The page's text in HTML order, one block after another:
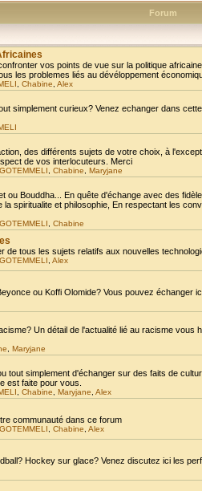
Forum
vos points de vue sur la politique
les problemes liés au dévéloppement
Chabine Alex
simplement curieux? Venez echanger dans
des différents sujets de votre choix, à
de vos interlocuteurs. Merci
Chabine Maryjane
ou Bouddha... En quête d'échange avec des
la spiritualite et philosophie, En respectant les
Chabine
de tous les sujets relatifs aux nouvelles
Alex
ou Koffi Olomide? Vous pouvez échanger
Un détail de l'actualité lié au racisme
Maryjane
tout simplement d'échanger sur des faits de
est faite pour vous.
Chabine Maryjane Alex
communauté dans ce forum
Chabine Alex
Hockey sur glace? Venez discutez ici les